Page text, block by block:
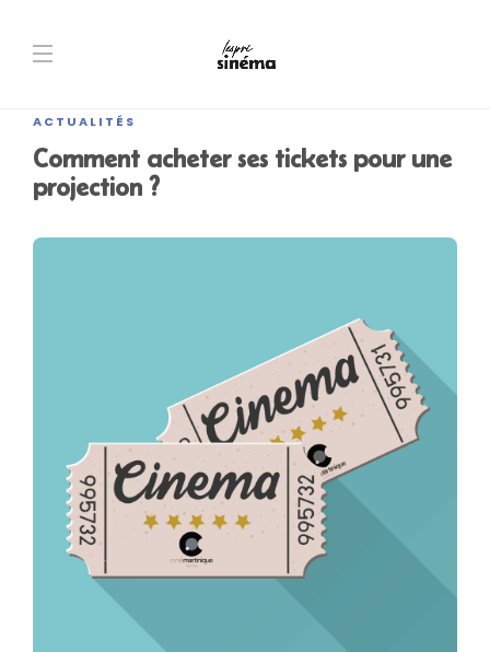
ACTUALITÉS
Comment acheter ses tickets pour une
projection ?